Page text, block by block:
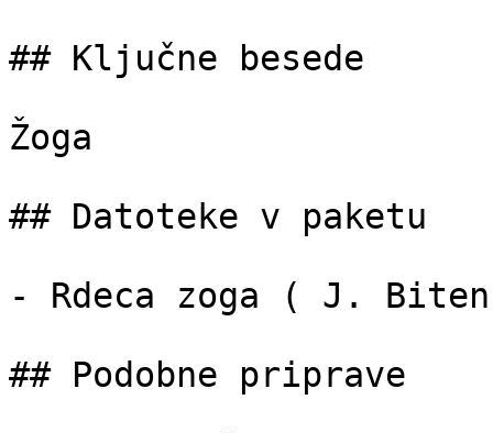
## Ključne besede
Žoga
## Datoteke v paketu
- Rdeca zoga ( J.
## Podobne priprave